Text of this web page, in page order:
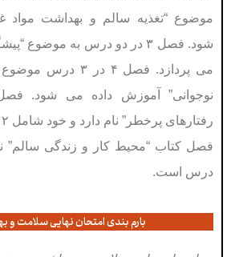
موضوع “تغذیه سالم و بهداشت مواد
شود. فصل ۳ در دو درس به موضوع
می پردازد. فصل ۴ در
درس است.
بارم بندی امتحان نهایی سلامت